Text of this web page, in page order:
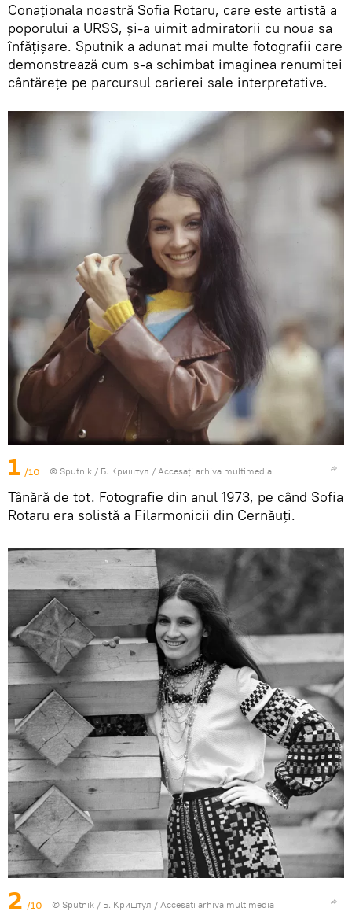
Conaționala noastră Sofia Rotaru, care este artistă a
poporului a URSS, și-a uimit admiratorii cu noua sa
înfățișare. Sputnik a adunat mai multe fotografii care
demonstrează cum s-a schimbat imaginea renumitei
cântărețe pe parcursul carierei sale interpretative.
1 /10 © Sputnik / Б. Криштул / Accesați arhiva multimedia
Tânără de tot. Fotografie din anul 1973, pe când Sofia
Rotaru era solistă a Filarmonicii din Cernăuți.
2 /10 © Sputnik / Б. Криштул / Accesați arhiva multimedia